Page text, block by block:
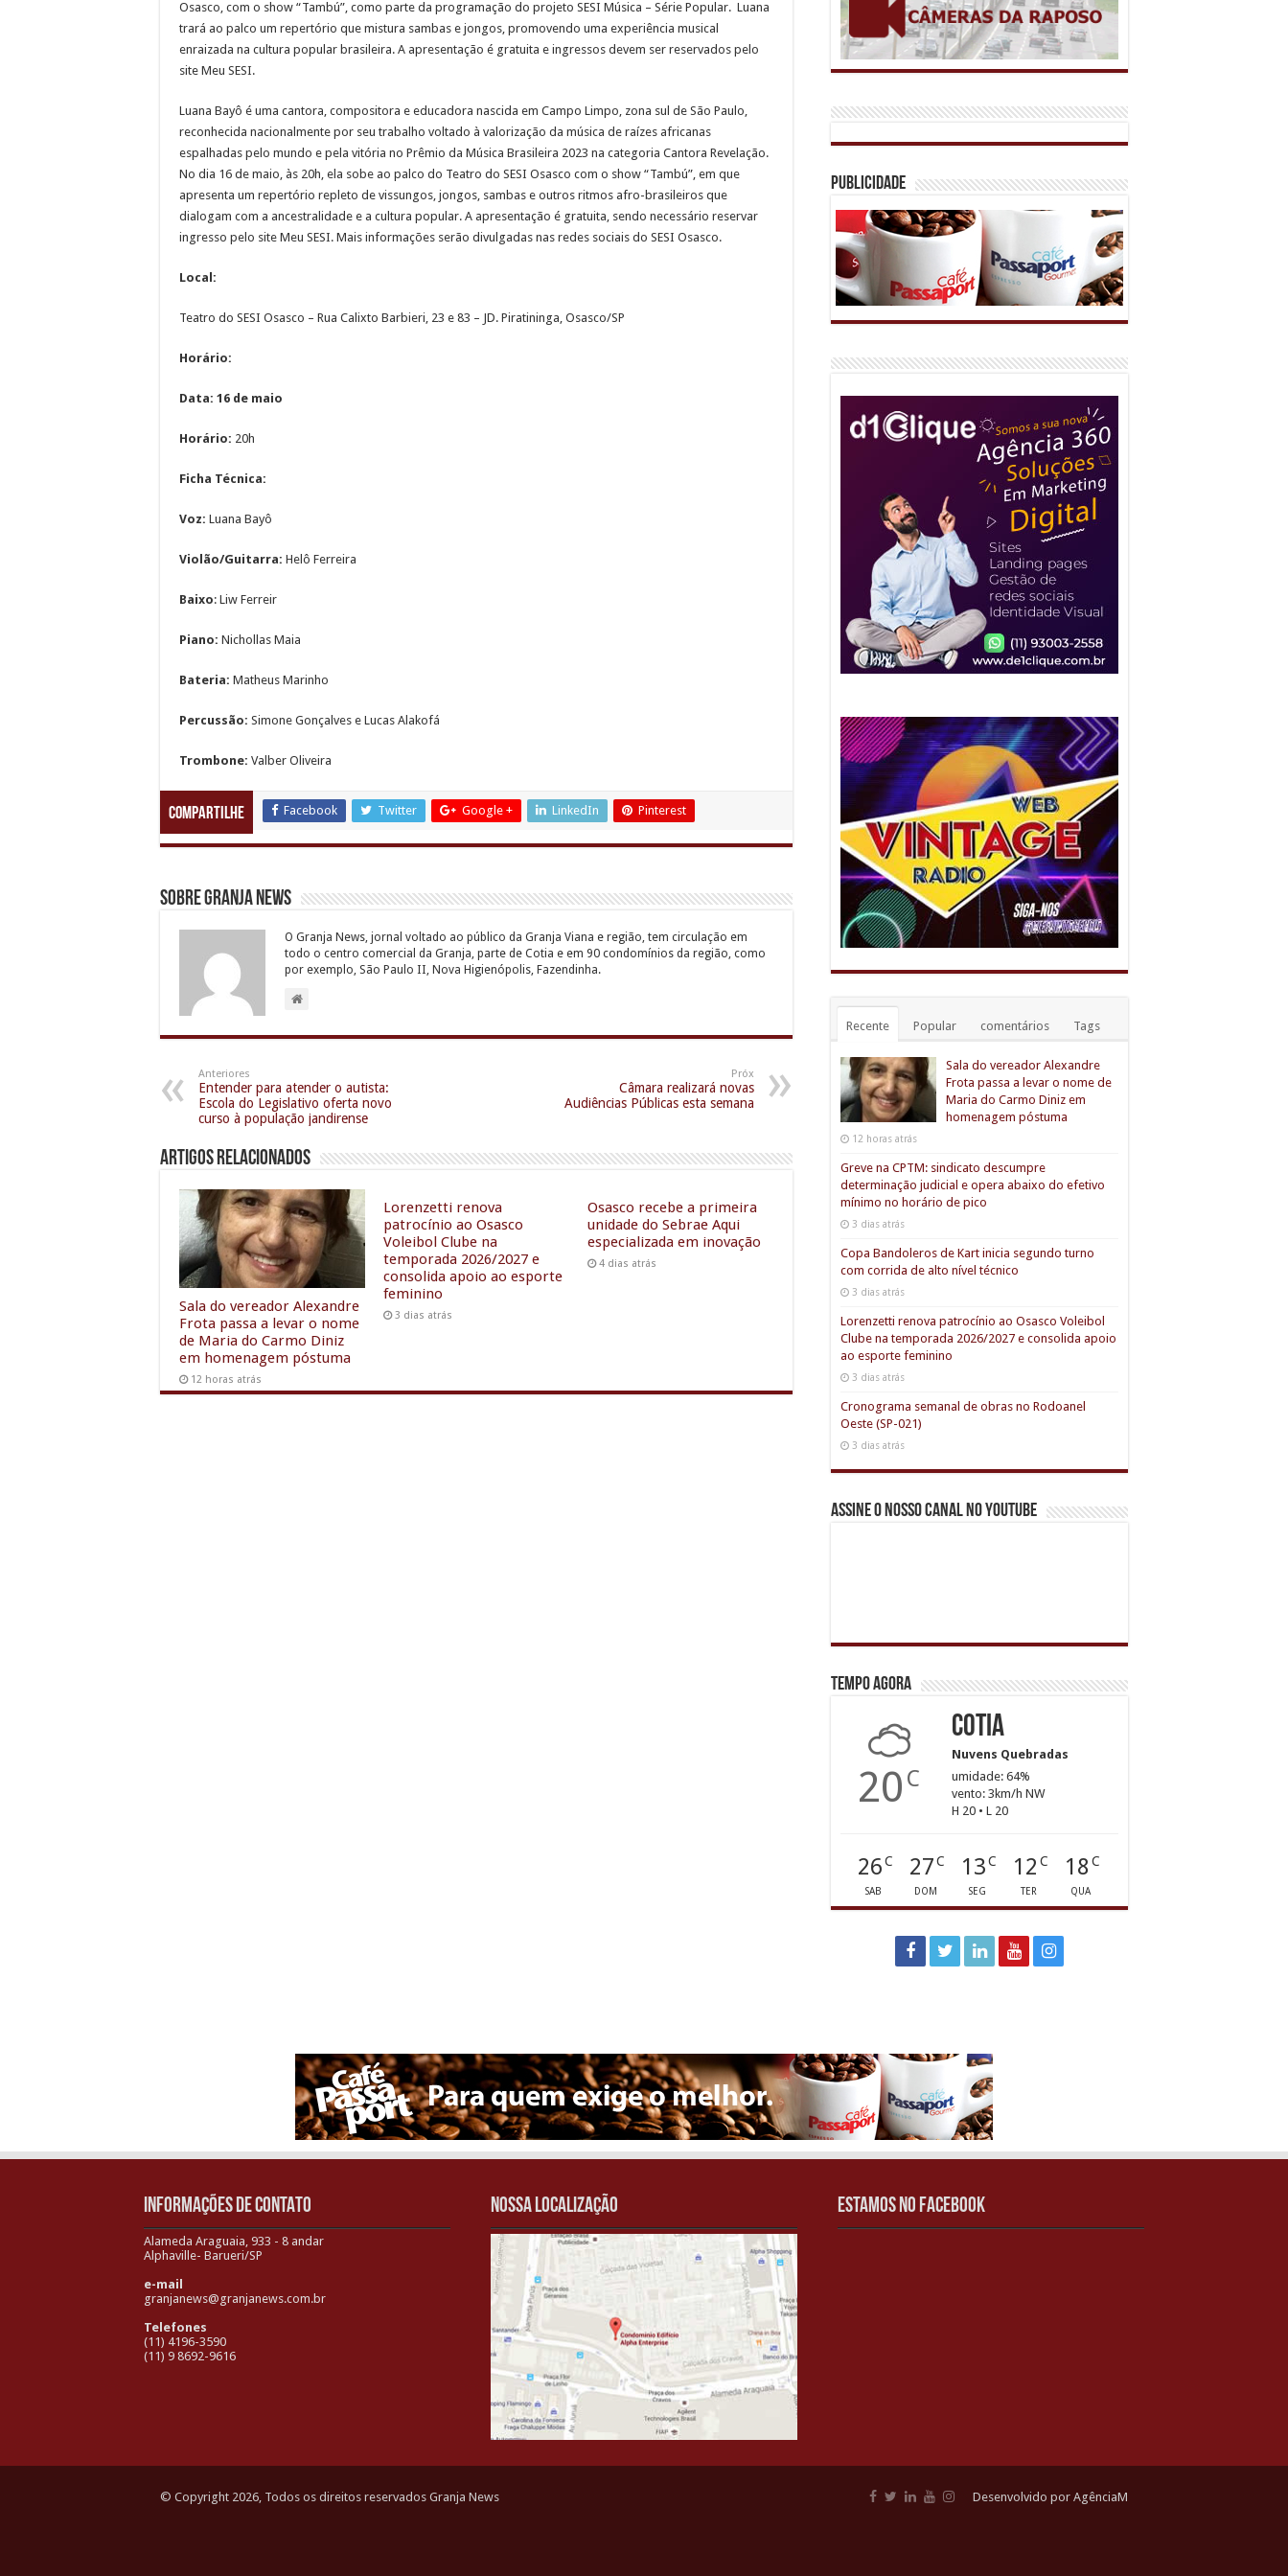
Osasco, com o show “Tambú”, como parte da programação do projeto SESI Música – Série Popular. Luana
trará ao palco um repertório que mistura sambas e jongos, promovendo uma experiência musical
enraizada na cultura popular brasileira. A apresentação é gratuita e ingressos devem ser reservados pelo
site Meu SESI.
Luana Bayô é uma cantora, compositora e educadora nascida em Campo Limpo, zona sul de São Paulo,
reconhecida nacionalmente por seu trabalho voltado à valorização da música de raízes africanas
espalhadas pelo mundo e pela vitória no Prêmio da Música Brasileira 2023 na categoria Cantora Revelação.
No dia 16 de maio, às 20h, ela sobe ao palco do Teatro do SESI Osasco com o show “Tambú”, em que
apresenta um repertório repleto de vissungos, jongos, sambas e outros ritmos afro-brasileiros que
dialogam com a ancestralidade e a cultura popular. A apresentação é gratuita, sendo necessário reservar
ingresso pelo site Meu SESI. Mais informações serão divulgadas nas redes sociais do SESI Osasco.
Local:
Teatro do SESI Osasco – Rua Calixto Barbieri, 23 e 83 – JD. Piratininga, Osasco/SP
Horário:
Data: 16 de maio
Horário: 20h
Ficha Técnica:
Voz: Luana Bayô
Violão/Guitarra: Helô Ferreira
Baixo: Liw Ferreir
Piano: Nichollas Maia
Bateria: Matheus Marinho
Percussão: Simone Gonçalves e Lucas Alakofá
Trombone: Valber Oliveira
Compartilhe Facebook Twitter Google + LinkedIn Pinterest
Sobre Granja News
O Granja News, jornal voltado ao público da Granja Viana e região, tem circulação em
todo o centro comercial da Granja, parte de Cotia e em 90 condomínios da região, como
por exemplo, São Paulo II, Nova Higienópolis, Fazendinha.
Anteriores
Entender para atender o autista:
Escola do Legislativo oferta novo
curso à população jandirense
Próx
Câmara realizará novas
Audiências Públicas esta semana
Artigos relacionados
Sala do vereador Alexandre
Frota passa a levar o nome
de Maria do Carmo Diniz
em homenagem póstuma
12 horas atrás
Lorenzetti renova
patrocínio ao Osasco
Voleibol Clube na
temporada 2026/2027 e
consolida apoio ao esporte
feminino
3 dias atrás
Osasco recebe a primeira
unidade do Sebrae Aqui
especializada em inovação
4 dias atrás
Publicidade
Recente Popular comentários Tags
Sala do vereador Alexandre
Frota passa a levar o nome de
Maria do Carmo Diniz em
homenagem póstuma
12 horas atrás
Greve na CPTM: sindicato descumpre
determinação judicial e opera abaixo do efetivo
mínimo no horário de pico
3 dias atrás
Copa Bandoleros de Kart inicia segundo turno
com corrida de alto nível técnico
3 dias atrás
Lorenzetti renova patrocínio ao Osasco Voleibol
Clube na temporada 2026/2027 e consolida apoio
ao esporte feminino
3 dias atrás
Cronograma semanal de obras no Rodoanel
Oeste (SP-021)
3 dias atrás
Assine o nosso canal no youtube
Tempo agora
20 C
Cotia
Nuvens Quebradas
umidade: 64%
vento: 3km/h NW
H 20 • L 20
26 C
SAB
27 C
DOM
13 C
SEG
12 C
TER
18 C
QUA
INFORMAÇÕES DE CONTATO
Alameda Araguaia, 933 - 8 andar
Alphaville- Barueri/SP
e-mail
granjanews@granjanews.com.br
Telefones
(11) 4196-3590
(11) 9 8692-9616
Nossa localização Estamos no Facebook
Desenvolvido por AgênciaM
© Copyright 2026, Todos os direitos reservados Granja News